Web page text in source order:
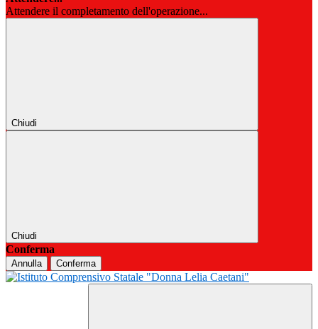
Attendere il completamento dell'operazione...
Chiudi
Chiudi
Conferma
Annulla Conferma